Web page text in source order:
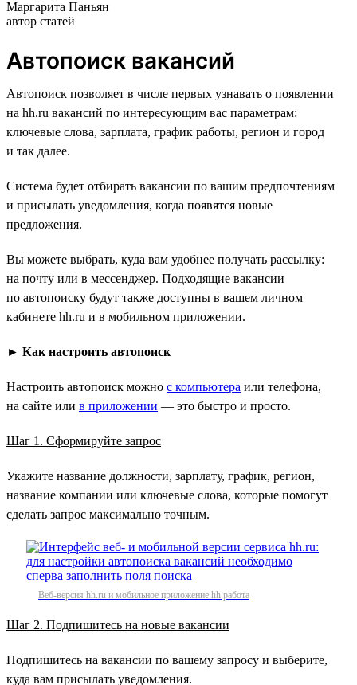
Маргарита Паньян
автор статей
Автопоиск вакансий
Автопоиск позволяет в числе первых узнавать о появлении
на hh.ru вакансий по интересующим вас параметрам:
ключевые слова, зарплата, график работы, регион и город
и так далее.
Система будет отбирать вакансии по вашим предпочтениям
и присылать уведомления, когда появятся новые
предложения.
Вы можете выбрать, куда вам удобнее получать рассылку:
на почту или в мессенджер. Подходящие вакансии
по автопоиску будут также доступны в вашем личном
кабинете hh.ru и в мобильном приложении.
► Как настроить автопоиск
Настроить автопоиск можно с компьютера или телефона,
на сайте или в приложении — это быстро и просто.
Шаг 1. Сформируйте запрос
Укажите название должности, зарплату, график, регион,
название компании или ключевые слова, которые помогут
сделать запрос максимально точным.
Веб-версия hh.ru и мобильное приложение hh работа
Шаг 2. Подпишитесь на новые вакансии
Подпишитесь на вакансии по вашему запросу и выберите,
куда вам присылать уведомления.